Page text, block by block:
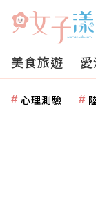
美食旅遊
心理測驗